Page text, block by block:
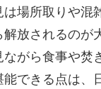
は場所取りや混
解放されるの
ながら食事や焚
能できる点は、